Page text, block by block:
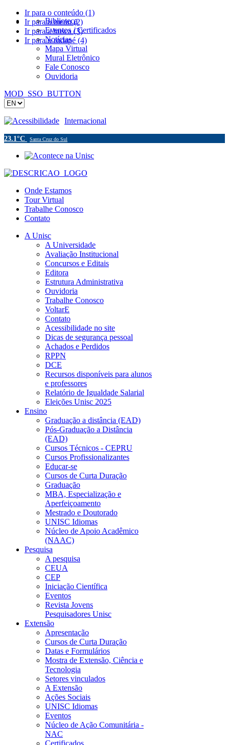
Ir para o conteúdo (1)
Ir para o menu (2)
Ir para a busca (3)
Ir para o rodapé (4)
Biblioteca
Eventos / Certificados
Notícias
Mapa Virtual
Mural Eletrônico
Fale Conosco
Ouvidoria
MOD_SSO_BUTTON
Acessibilidade Internacional
23.1°C Santa Cruz do Sul
Onde Estamos
Tour Virtual
Trabalhe Conosco
Contato
A Unisc
A Universidade
Avaliação Institucional
Concursos e Editais
Editora
Estrutura Administrativa
Ouvidoria
Trabalhe Conosco
VoltarE
Contato
Acessibilidade no site
Dicas de segurança pessoal
Achados e Perdidos
RPPN
DCE
Recursos disponíveis para alunos
e professores
Relatório de Igualdade Salarial
Eleições Unisc 2025
Ensino
Graduação a distância (EAD)
Pós-Graduação a Distância
(EAD)
Cursos Técnicos - CEPRU
Cursos Profissionalizantes
Educar-se
Cursos de Curta Duração
Graduação
MBA, Especialização e
Aperfeiçoamento
Mestrado e Doutorado
UNISC Idiomas
Núcleo de Apoio Acadêmico
(NAAC)
Pesquisa
A pesquisa
CEUA
CEP
Iniciação Científica
Eventos
Revista Jovens
Pesquisadores Unisc
Extensão
Apresentação
Cursos de Curta Duração
Datas e Formulários
Mostra de Extensão, Ciência e
Tecnologia
Setores vinculados
A Extensão
Ações Sociais
UNISC Idiomas
Eventos
Núcleo de Ação Comunitária -
NAC
Certificados